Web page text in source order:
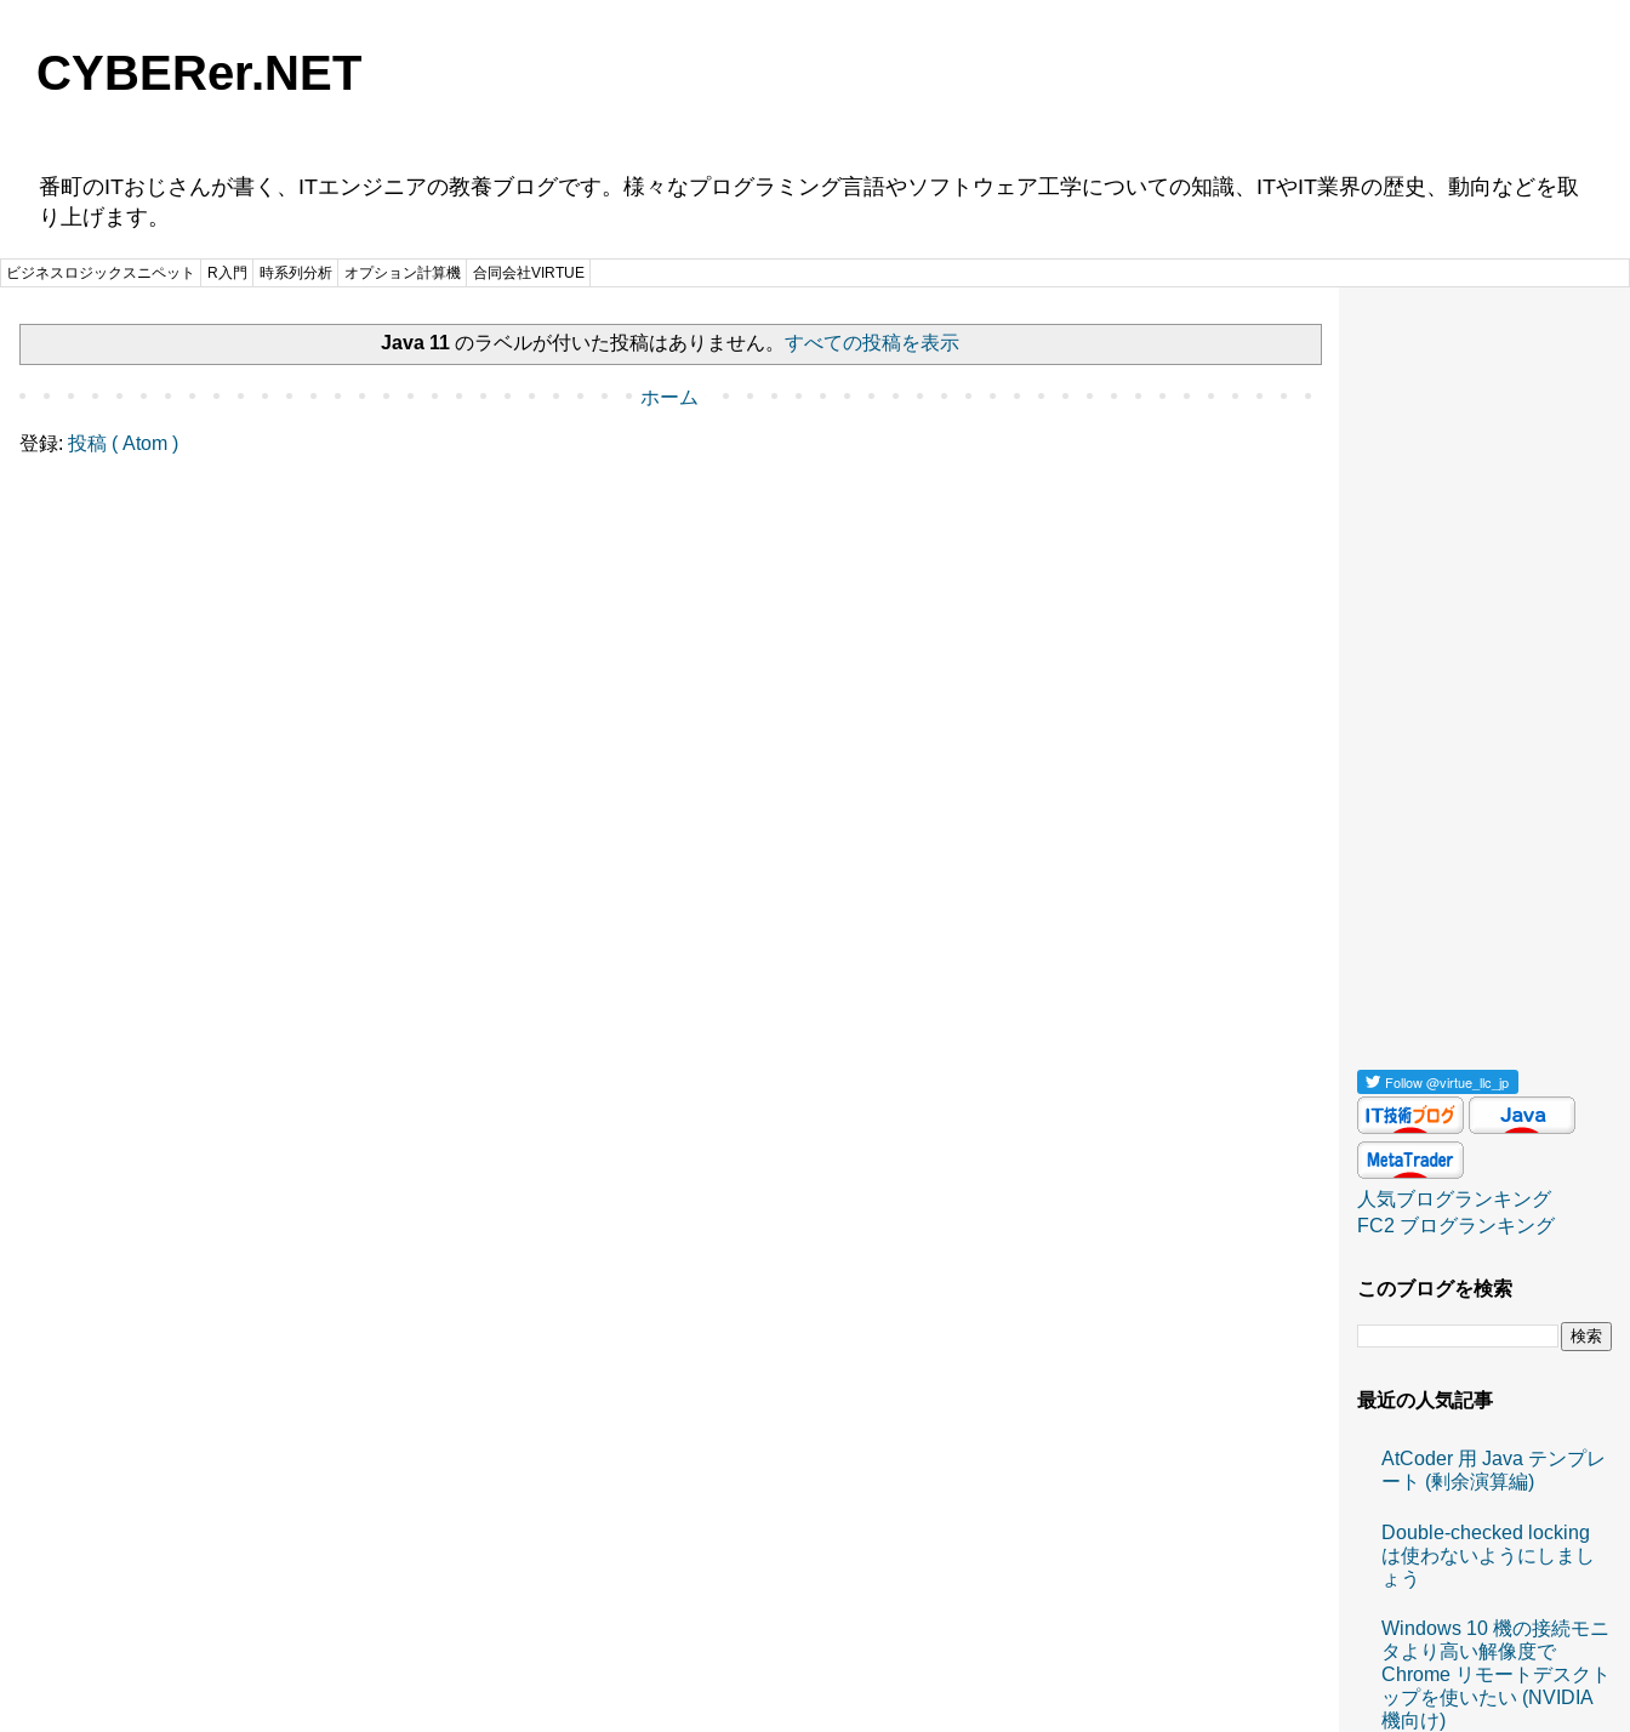
CYBERer.NET
番町のITおじさんが書く、ITエンジニアの教養ブログです。様々なプログラミング言語やソフトウェア工学についての知識、ITやIT業界の歴史、動向などを取
り上げます。
ビジネスロジックスニペット R入門 時系列分析 オプション計算機 合同会社VIRTUE
Java 11のラベルが付いた投稿はありません。 すべての投稿を表示
ホーム
登録: 投稿 ( Atom )
Follow@virtue_llc_jp
人気ブログランキング
FC2 ブログランキング
このブログを検索
最近の人気記事
AtCoder 用 Java テンプレ
ート (剰余演算編)
Double-checked locking
は使わないようにしまし
ょう
Windows 10 機の接続モニ
タより高い解像度で
Chrome リモートデスクト
ップを使いたい (NVIDIA
機向け)